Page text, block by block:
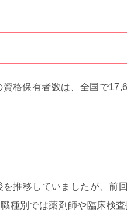
格保有者数は、全国で
推移していましたが、前
種別では薬剤師や臨床検